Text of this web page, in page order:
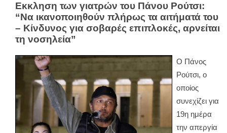
Εκκληση των γιατρών του Πάνου Ρούτσι:
“Να ικανοποιηθούν πλήρως τα αιτήματά του
– Κίνδυνος για σοβαρές επιπλοκές, αρνείται
τη νοσηλεία”
Ο Πάνος
Ρούτσι, ο
οποίος
συνεχίζει για
19η ημέρα
την απεργία